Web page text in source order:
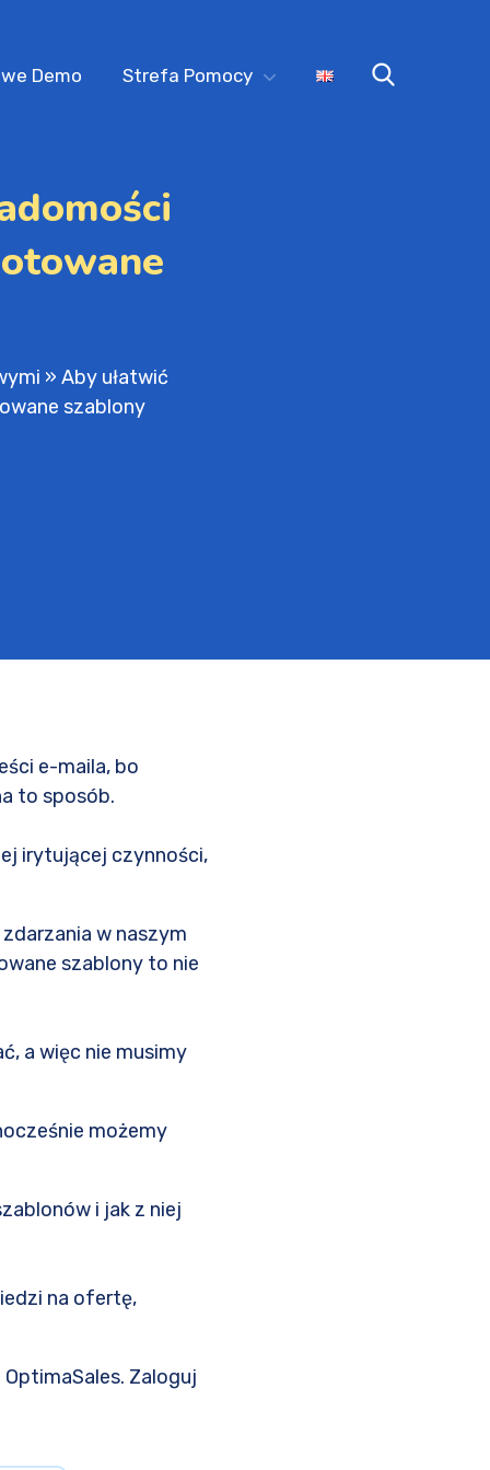
Demo Strefa Pomocy
» Aby ułatwić
szablony
e-maila, bo
to sposób.
irytującej czynności,
w naszym
szablony to nie
a więc nie musimy
możemy
i jak z niej
na ofertę,
Zaloguj